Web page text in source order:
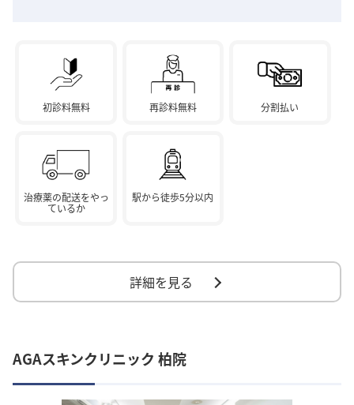
初診料無料 再診料無料 分割払い
治療薬の配送をやっ
ているか
駅から徒歩5分以内
詳細を見る
AGAスキンクリニック 柏院